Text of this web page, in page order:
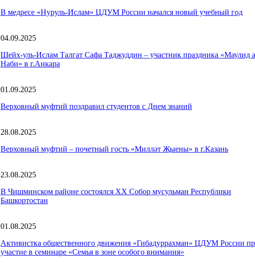
В медресе «Нуруль-Ислам» ЦДУМ России начался новый учебный год
04.09.2025
Шейх-уль-Ислам Талгат Сафа Таджуддин – участник праздника «Маулид
Наби» в г.Анкара
01.09.2025
Верховный муфтий поздравил студентов с Днем знаний
28.08.2025
Верховный муфтий – почетный гость «Милләт Җыены» в г.Казань
23.08.2025
В Чишминском районе состоялся XX Собор мусульман Республики
Башкортостан
01.08.2025
Активистка общественного движения «Гибадуррахман» ЦДУМ России
участие в семинаре «Семья в зоне особого внимания»